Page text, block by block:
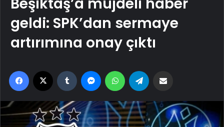
geldi: SPK’dan sermaye
artırımına onay çıktı
Facebook Tumblr MessengerWhatsApp